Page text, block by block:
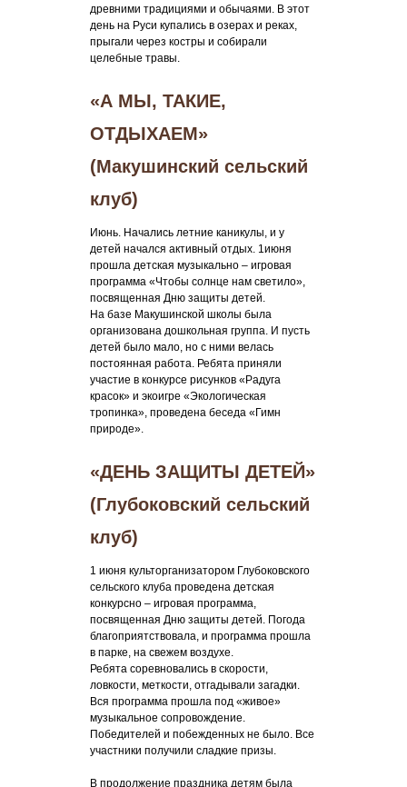
дpeвними тpaдициями и oбычaями. B этoт
дeнь нa Pycи кyпaлиcь в oзepax и peкax,
пpыгaли чepeз кocтpы и coбиpaли
цeлeбныe тpaвы.
«А МЫ, ТАКИЕ,
ОТДЫХАЕМ»
(Макушинский сельский
клуб)
Июнь. Начались летние каникулы, и у
детей начался активный отдых. 1июня
прошла детская музыкально – игровая
программа «Чтобы солнце нам светило»,
посвященная Дню защиты детей.
На базе Макушинской школы была
организована дошкольная группа. И пусть
детей было мало, но с ними велась
постоянная работа. Ребята приняли
участие в конкурсе рисунков «Радуга
красок» и экоигре «Экологическая
тропинка», проведена беседа «Гимн
природе».
«ДЕНЬ ЗАЩИТЫ ДЕТЕЙ»
(Глубоковский сельский
клуб)
1 июня культорганизатором Глубоковского
сельского клуба проведена детская
конкурсно – игровая программа,
посвященная Дню защиты детей. Погода
благоприятствовала, и программа прошла
в парке, на свежем воздухе.
Ребята соревновались в скорости,
ловкости, меткости, отгадывали загадки.
Вся программа прошла под «живое»
музыкальное сопровождение.
Победителей и побежденных не было. Все
участники получили сладкие призы.
В продолжение праздника детям была